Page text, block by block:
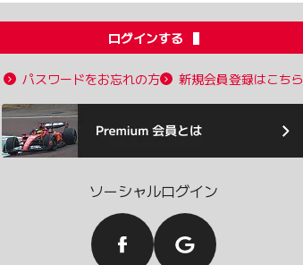
ログインする
パスワードをお忘れの方 新規会員登録はこちら
ソーシャルログイン